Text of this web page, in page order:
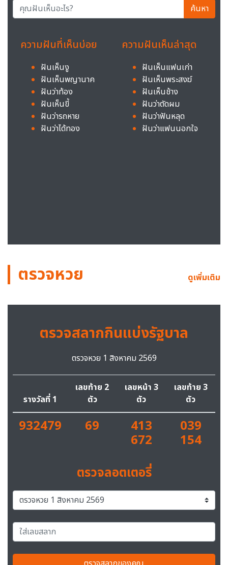
ค้นหา
ความฝันที่เห็นบ่อย
ฝันเห็นงู
ฝันเห็นพญานาค
ฝันว่าท้อง
ฝันเห็นขี้
ฝันว่ารถหาย
ฝันว่าได้ทอง
ความฝันเห็นล่าสุด
ฝันเห็นแฟนเก่า
ฝันเห็นพระสงฆ์
ฝันเห็นช้าง
ฝันว่าตัดผม
ฝันว่าฟันหลุด
ฝันว่าแฟนนอกใจ
ตรวจหวย ดูเพิ่มเติม
ตรวจสลากกินแบ่งรัฐบาล
ตรวจหวย 1 สิงหาคม 2569
รางวัลที่ 1
เลขท้าย 2
ตัว
เลขหน้า 3
ตัว
เลขท้าย 3
ตัว
932479 69 413
672
039
154
ตรวจลอตเตอรี่